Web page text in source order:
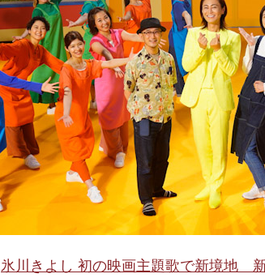
氷川きよし 初の映画主題歌で新境地